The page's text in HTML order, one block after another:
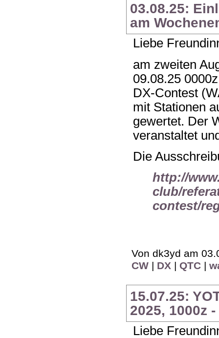
03.08.25:
am
Liebe
am zweiten
09.08.25
DX-Contest
mit Stationen
gewertet. Der
veranstaltet
Die
http://
club/
contest/
Von dk3yd am
CW | DX | QTC |
15.07.25:
2025, 1000z
Liebe